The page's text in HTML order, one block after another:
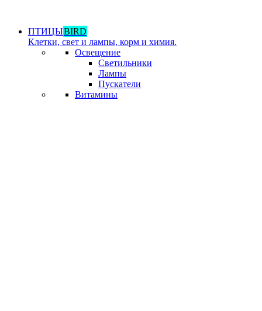
ПТИЦЫBIRD
Клетки, свет и лампы, корм и химия.
Освещение
Светильники
Лампы
Пускатели
Витамины